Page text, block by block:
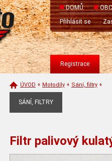
DOMŮ
Přihlásit se
Registrace
ÚVOD + Motodíly + Sání, filtry +
SÁNÍ, FILTRY
Filtr palivový